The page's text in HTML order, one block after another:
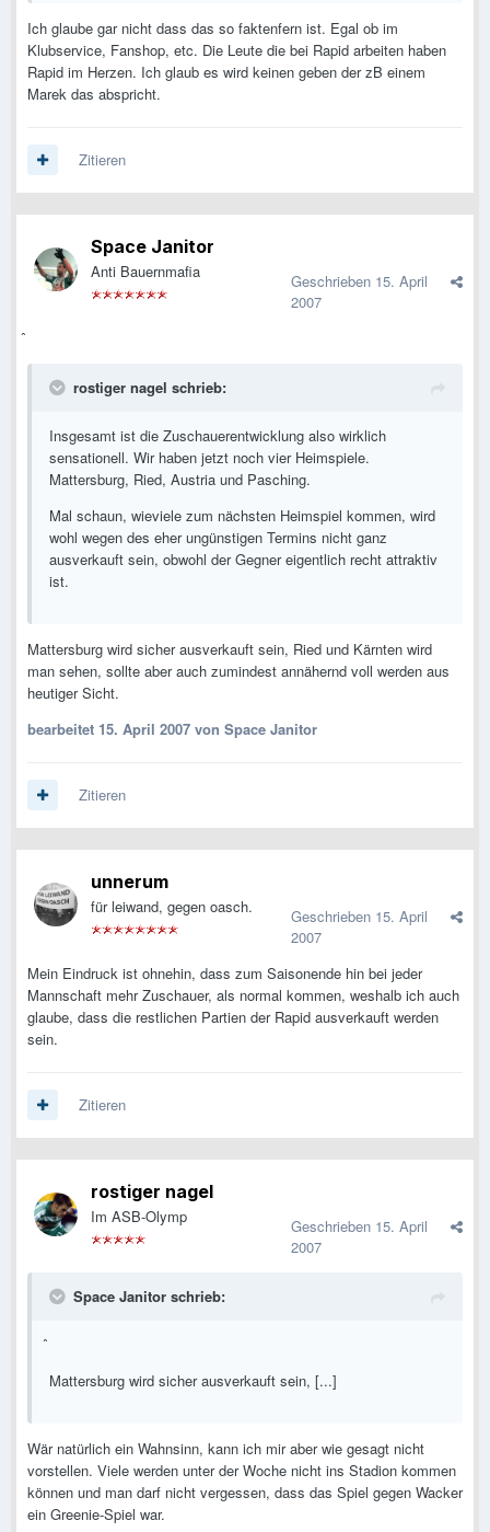
Ich glaube gar nicht dass das so faktenfern ist. Egal ob im
Klubservice, Fanshop, etc. Die Leute die bei Rapid arbeiten haben
Rapid im Herzen. Ich glaub es wird keinen geben der zB einem
Marek das abspricht.
Zitieren
Space Janitor
Anti Bauernmafia Geschrieben 15. April
2007
rostiger nagel schrieb:
Insgesamt ist die Zuschauerentwicklung also wirklich
sensationell. Wir haben jetzt noch vier Heimspiele.
Mattersburg, Ried, Austria und Pasching.
Mal schaun, wieviele zum nächsten Heimspiel kommen, wird
wohl wegen des eher ungünstigen Termins nicht ganz
ausverkauft sein, obwohl der Gegner eigentlich recht attraktiv
ist.
Mattersburg wird sicher ausverkauft sein, Ried und Kärnten wird
man sehen, sollte aber auch zumindest annähernd voll werden aus
heutiger Sicht.
bearbeitet 15. April 2007 von Space Janitor
Zitieren
unnerum
für leiwand, gegen oasch. Geschrieben 15. April
2007
Mein Eindruck ist ohnehin, dass zum Saisonende hin bei jeder
Mannschaft mehr Zuschauer, als normal kommen, weshalb ich auch
glaube, dass die restlichen Partien der Rapid ausverkauft werden
sein.
Zitieren
rostiger nagel
Im ASB-Olymp Geschrieben 15. April
2007
Space Janitor schrieb:
Mattersburg wird sicher ausverkauft sein, [...]
Wär natürlich ein Wahnsinn, kann ich mir aber wie gesagt nicht
vorstellen. Viele werden unter der Woche nicht ins Stadion kommen
können und man darf nicht vergessen, dass das Spiel gegen Wacker
ein Greenie-Spiel war.